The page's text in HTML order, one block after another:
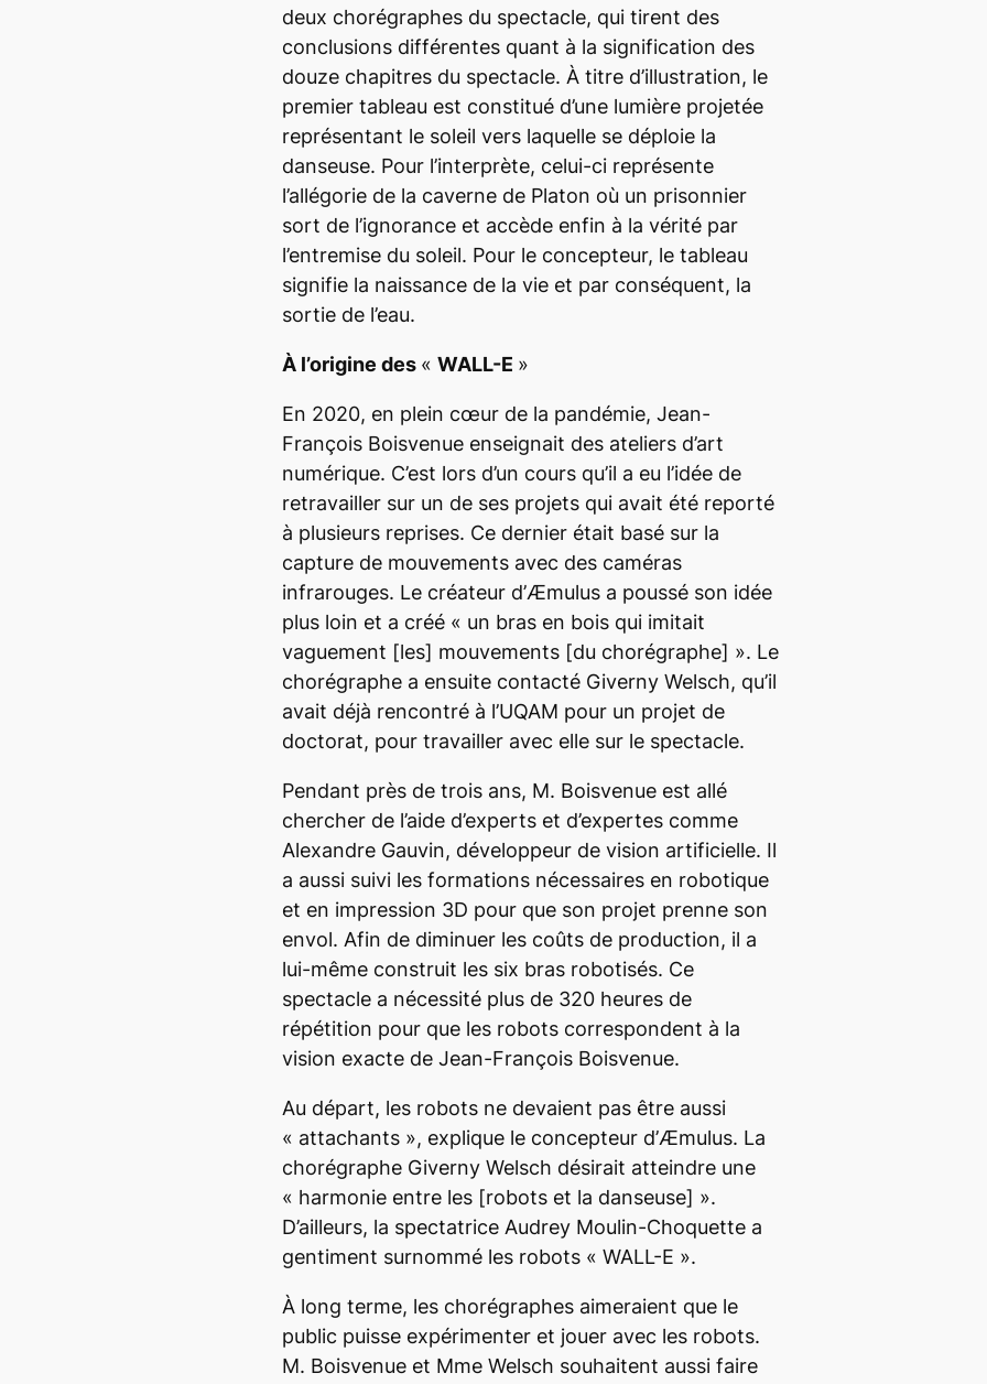
deux chorégraphes du spectacle, qui tirent des
conclusions différentes quant à la signification des
douze chapitres du spectacle. À titre d’illustration, le
premier tableau est constitué d’une lumière projetée
représentant le soleil vers laquelle se déploie la
danseuse. Pour l’interprète, celui-ci représente
l’allégorie de la caverne de Platon où un prisonnier
sort de l’ignorance et accède enfin à la vérité par
l’entremise du soleil. Pour le concepteur, le tableau
signifie la naissance de la vie et par conséquent, la
sortie de l’eau.
À l’origine des « WALL-E »
En 2020, en plein cœur de la pandémie, Jean-
François Boisvenue enseignait des ateliers d’art
numérique. C’est lors d’un cours qu’il a eu l’idée de
retravailler sur un de ses projets qui avait été reporté
à plusieurs reprises. Ce dernier était basé sur la
capture de mouvements avec des caméras
infrarouges. Le créateur d’Æmulus a poussé son idée
plus loin et a créé « un bras en bois qui imitait
vaguement [les] mouvements [du chorégraphe] ». Le
chorégraphe a ensuite contacté Giverny Welsch, qu’il
avait déjà rencontré à l’UQAM pour un projet de
doctorat, pour travailler avec elle sur le spectacle.
Pendant près de trois ans, M. Boisvenue est allé
chercher de l’aide d’experts et d’expertes comme
Alexandre Gauvin, développeur de vision artificielle. Il
a aussi suivi les formations nécessaires en robotique
et en impression 3D pour que son projet prenne son
envol. Afin de diminuer les coûts de production, il a
lui-même construit les six bras robotisés. Ce
spectacle a nécessité plus de 320 heures de
répétition pour que les robots correspondent à la
vision exacte de Jean-François Boisvenue.
Au départ, les robots ne devaient pas être aussi
« attachants », explique le concepteur d’Æmulus. La
chorégraphe Giverny Welsch désirait atteindre une
« harmonie entre les [robots et la danseuse] ».
D’ailleurs, la spectatrice Audrey Moulin-Choquette a
gentiment surnommé les robots « WALL-E ».
À long terme, les chorégraphes aimeraient que le
public puisse expérimenter et jouer avec les robots.
M. Boisvenue et Mme Welsch souhaitent aussi faire